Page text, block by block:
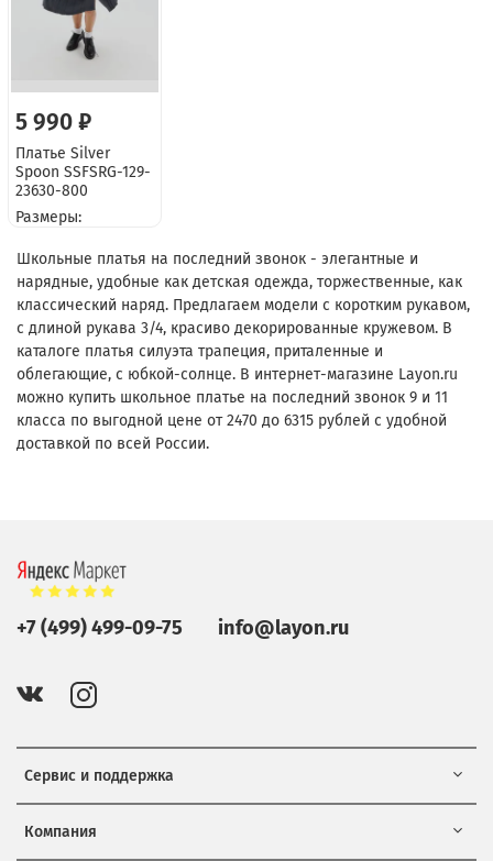
5 990 ₽
Платье Silver
Spoon SSFSRG-129-
23630-800
Размеры:
Школьные платья на последний звонок - элегантные и
нарядные, удобные как детская одежда, торжественные, как
классический наряд. Предлагаем модели с коротким рукавом,
с длиной рукава 3/4, красиво декорированные кружевом. В
каталоге платья силуэта трапеция, приталенные и
облегающие, с юбкой-солнце. В интернет-магазине Layon.ru
можно купить школьное платье на последний звонок 9 и 11
класса по выгодной цене от 2470 до 6315 рублей с удобной
доставкой по всей России.
Сервис и поддержка
Компания
+7 (499) 499-09-75 info@layon.ru